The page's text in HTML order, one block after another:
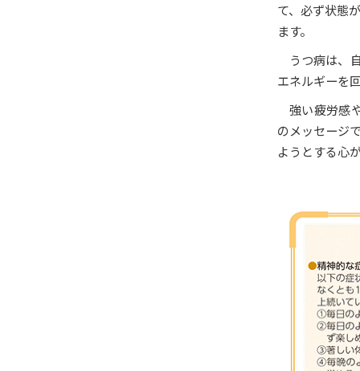
て、必ず状態
ます。
うつ病は、
エネルギーを
強い疲労感
のメッセージ
ようとする心